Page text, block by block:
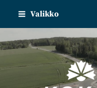
Siirry
sivun
sisältöön
Valikko